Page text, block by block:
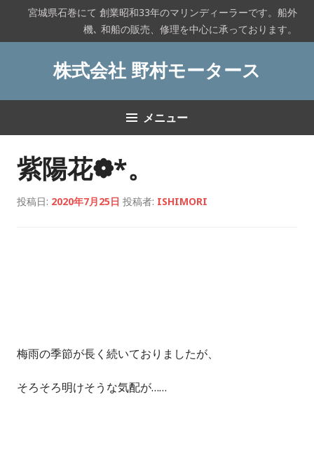
テ
宮城県石巻にて 創業昭和33年のマリンディーラーです。船外
機､ 和船の販売、修理を中心に承っております。
株式会社 野村モータース
メニュー
紫陽花❁*。
投稿日: 2020年7月25日 投稿者: ISHIMORI
梅雨の季節が長く続いておりましたが、
そろそろ明けそうな気配が……